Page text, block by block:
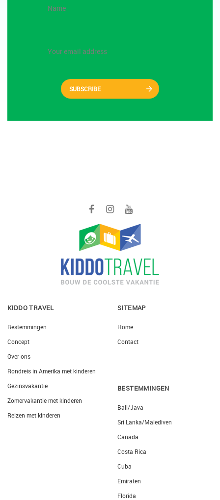
SUBSCRIBE
KIDDO TRAVEL
Bestemmingen
Concept
Over ons
Rondreis in Amerika met kinderen
Gezinsvakantie
Zomervakantie met kinderen
Reizen met kinderen
SITEMAP
Home
Contact
BESTEMMINGEN
Bali/Java
Sri Lanka/Malediven
Canada
Costa Rica
Cuba
Emiraten
Florida